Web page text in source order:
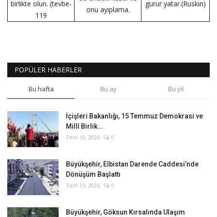
birlikte olun. (tevbe-
119
onu ayıplama.
gurur yatar.(Ruskin)
POPÜLER HABERLER
Bu hafta Bu ay Bu yıl
İçişleri Bakanlığı, 15 Temmuz Demokrasi ve
Millî Birlik...
Tem 15, 2026 0
Büyükşehir, Elbistan Darende Caddesi’nde
Dönüşüm Başlattı
Tem 15, 2026 0
Büyükşehir, Göksun Kırsalında Ulaşım